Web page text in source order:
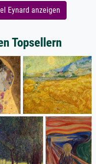
Eynard anzeigen
Topsellern